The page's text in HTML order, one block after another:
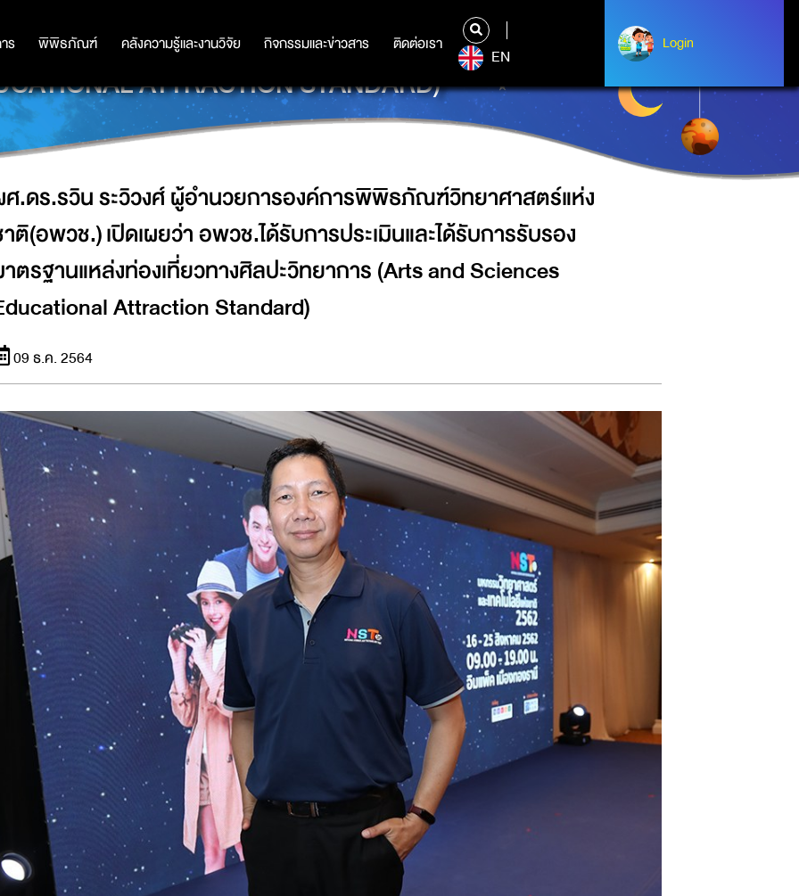
ร พิพิธภัณฑ์ คลังความรู้และงานวิจัย กิจกรรมและข่าวสาร ติดต่อเรา
ร พิพิธภัณฑ์ คลังความรู้และงานวิจัย กิจกรรมและข่าวสาร ติดต่อเรา
EN
Login
Login
การพิพิธภัณฑ์วิทยาศาสตร์แห่งชาติ(อพวช.) เปิดเผยว่า อพวช.ได้รับการ
ตรฐานแหล่งท่องเที่ยวทางศิลปะวิทยาการ (ARTS AND SCIENCES
ATTRACTION STANDARD)
.ดร.รวิน ระวิวงศ์ ผู้อำนวยการองค์การพิพิธภัณฑ์วิทยาศาสตร์แห่ง
ติ(อพวช.) เปิดเผยว่า อพวช.ได้รับการประเมินและได้รับการรับรอง
ตรฐานแหล่งท่องเที่ยวทางศิลปะวิทยาการ (Arts and Sciences
Attraction Standard)
09 ธ.ค. 2564